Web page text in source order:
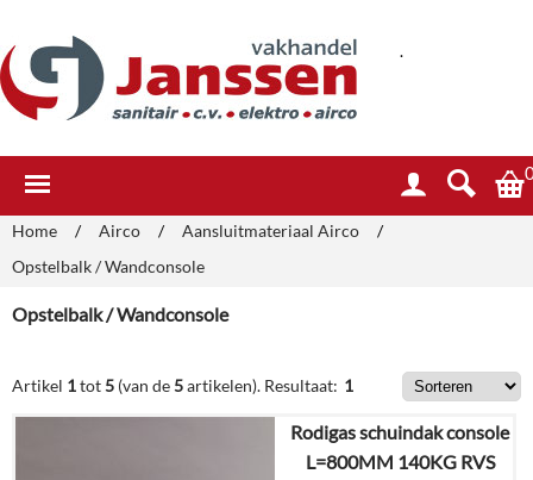
.
Home / Airco / Aansluitmateriaal Airco
/
Opstelbalk / Wandconsole
Opstelbalk / Wandconsole
Artikel 1tot5 (van de5artikelen). Resultaat: 1
Rodigas schuindak console
L=800MM 140KG RVS